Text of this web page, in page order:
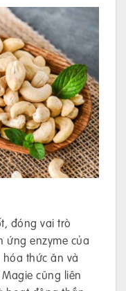
đóng vai trò
enzyme của
thức ăn và
cũng liên